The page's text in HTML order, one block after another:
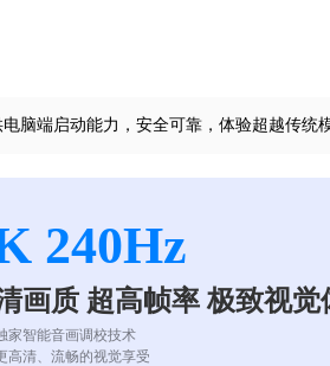
脑端启动能力，安全可靠，体验超越传统
240Hz
画质 超高帧率 极致视觉
家智能音画调校技术
高清、流畅的视觉享受